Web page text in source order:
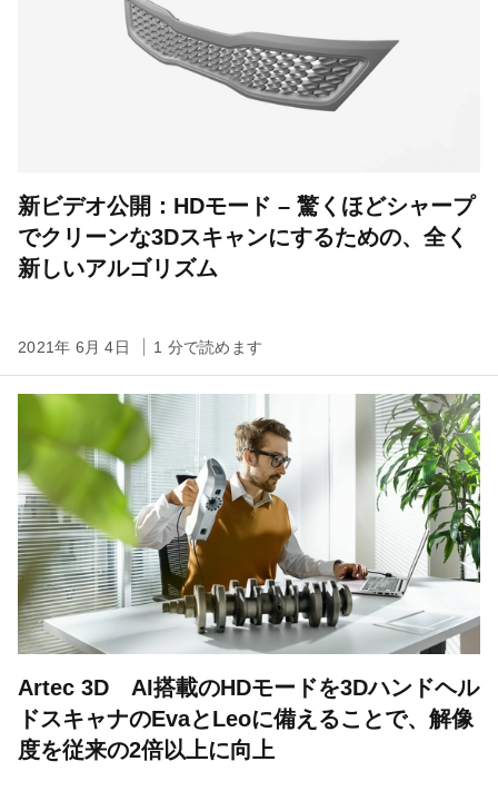
新ビデオ公開：HDモード – 驚くほどシャープ
でクリーンな3Dスキャンにするための、全く
新しいアルゴリズム
2021年 6月 4日 1 分で読めます
Artec 3D AI搭載のHDモードを3Dハンドヘル
ドスキャナのEvaとLeoに備えることで、解像
度を従来の2倍以上に向上